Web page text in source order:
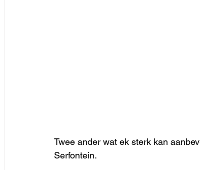
Twee ander wat ek sterk kan
Serfontein.